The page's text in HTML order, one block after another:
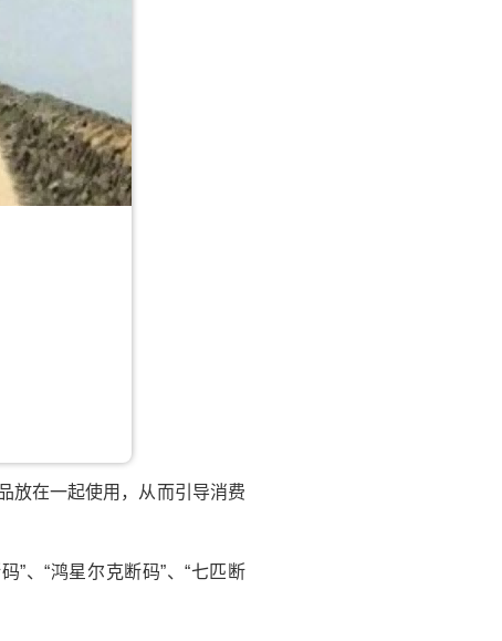
放在一起使用，从而引导消费
”、“鸿星尔克断码”、“七匹断